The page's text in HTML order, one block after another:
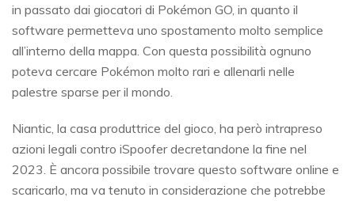
in passato dai giocatori di Pokémon GO, in quanto il
software permetteva uno spostamento molto semplice
all’interno della mappa. Con questa possibilità ognuno
poteva cercare Pokémon molto rari e allenarli nelle
palestre sparse per il mondo.
Niantic, la casa produttrice del gioco, ha però intrapreso
azioni legali contro iSpoofer decretandone la fine nel
2023. È ancora possibile trovare questo software online e
scaricarlo, ma va tenuto in considerazione che potrebbe